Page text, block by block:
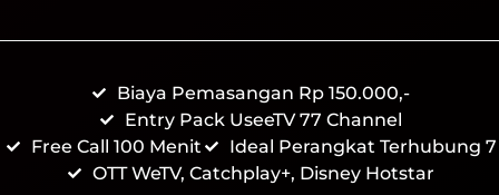
Biaya Pemasangan Rp 150.000,-
Entry Pack UseeTV 77 Channel
Free Call 100 Menit
Ideal Perangkat Terhubung 7
OTT WeTV, Catchplay+, Disney Hotstar